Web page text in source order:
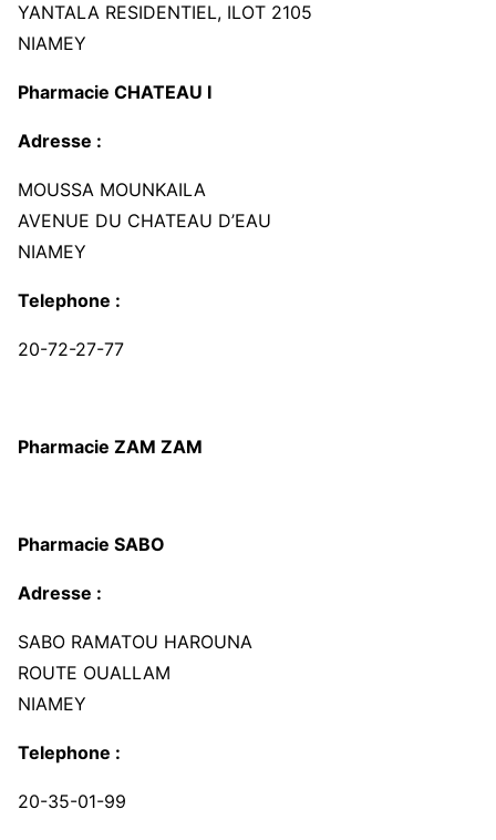
YANTALA RESIDENTIEL, ILOT 2105
NIAMEY
Pharmacie CHATEAU I
Adresse :
MOUSSA MOUNKAILA
AVENUE DU CHATEAU D’EAU
NIAMEY
Telephone :
20-72-27-77
Pharmacie ZAM ZAM
Pharmacie SABO
Adresse :
SABO RAMATOU HAROUNA
ROUTE OUALLAM
NIAMEY
Telephone :
20-35-01-99